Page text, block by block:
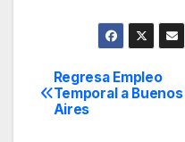
Navegación
de
Regresa Empleo
Temporal a Buenos
Aires